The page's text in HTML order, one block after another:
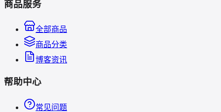
商品服务
全部商品
商品分类
博客资讯
帮助中心
常见问题